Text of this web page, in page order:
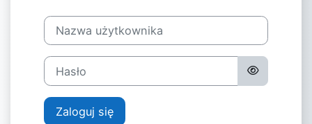
Nazwa użytkownika
Hasło
Zaloguj się